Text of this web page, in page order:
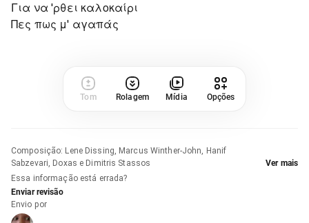
Για να 'ρθει καλοκαίρι
Πες πως μ' αγαπάς
Tom Rolagem Mídia Opções
Composição: Lene Dissing, Marcus Winther-John, Hanif
Sabzevari, Doxas e Dimitris Stassos
Ver mais
Essa informação está errada?
Enviar revisão
Envio por